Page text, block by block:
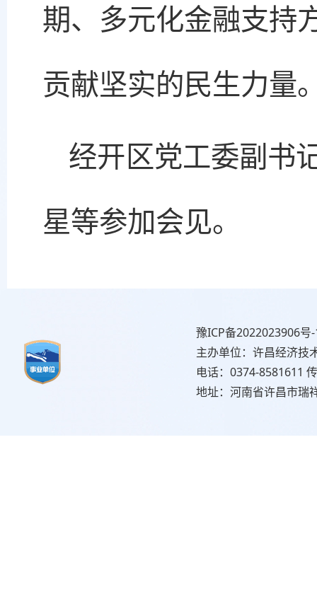
期、多元化金融支持
贡献坚实的民生力量
经开区党工委副书
星等参加会见。
豫ICP备2022023906号
主办单位：许昌经济技
电话：0374-8581611
地址：河南省许昌市瑞